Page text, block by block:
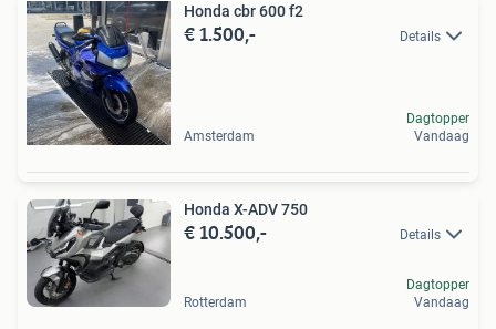
Honda cbr 600 f2
€ 1.500,- Details
Amsterdam
Dagtopper
Vandaag
Honda X-ADV 750
€ 10.500,- Details
Rotterdam
Dagtopper
Vandaag